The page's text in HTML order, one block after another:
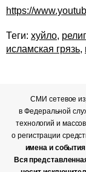
https://
Теги: хуйло,
исламская грязь,
СМИ сетевое
в Федеральной
технологий и
о регистрации
имена и
Вся